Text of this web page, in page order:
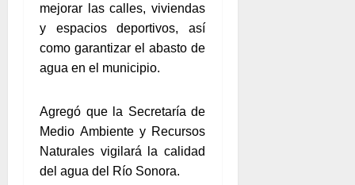
mejorar las calles, viviendas
y espacios deportivos, así
como garantizar el abasto de
agua en el municipio.
Agregó que la Secretaría de
Medio Ambiente y Recursos
Naturales vigilará la calidad
del agua del Río Sonora.